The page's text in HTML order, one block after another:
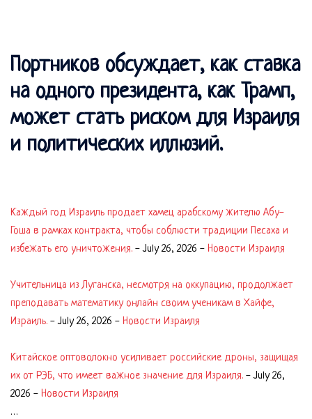
Портников обсуждает, как ставка
на одного президента, как Трамп,
может стать риском для Израиля
и политических иллюзий.
Каждый год Израиль продает хамец арабскому жителю Абу-
Гоша в рамках контракта, чтобы соблюсти традиции Песаха и
избежать его уничтожения. -July 26, 2026 - Новости Израиля
Учительница из Луганска, несмотря на оккупацию, продолжает
преподавать математику онлайн своим ученикам в Хайфе,
Израиль. -July 26, 2026 - Новости Израиля
Китайское оптоволокно усиливает российские дроны, защищая
их от РЭБ, что имеет важное значение для Израиля. -July 26,
2026 - Новости Израиля
…